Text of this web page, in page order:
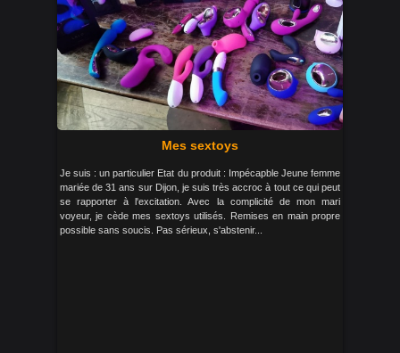
Mes sextoys
Je suis : un particulier Etat du produit : Impécapble Jeune femme
mariée de 31 ans sur Dijon, je suis très accroc à tout ce qui peut
se rapporter à l'excitation. Avec la complicité de mon mari
voyeur, je cède mes sextoys utilisés. Remises en main propre
possible sans soucis. Pas sérieux, s'abstenir...